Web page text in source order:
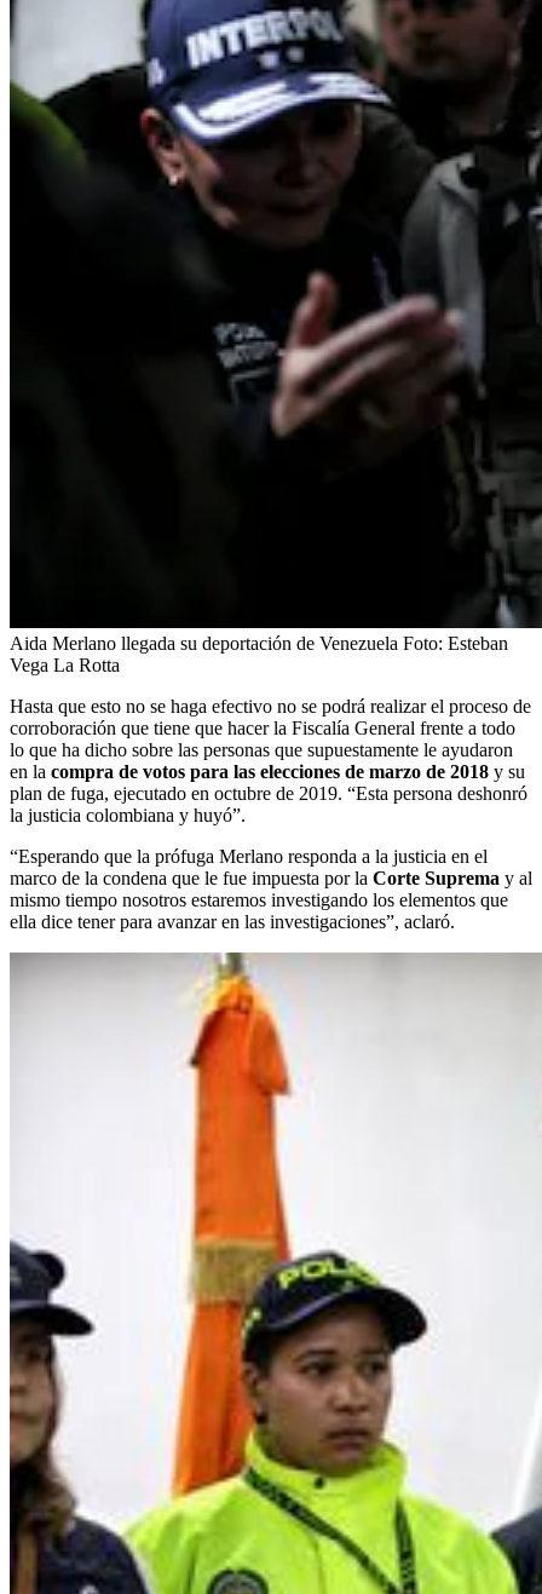
Aida Merlano llegada su deportación de Venezuela Foto: Esteban
Vega La Rotta
Hasta que esto no se haga efectivo no se podrá realizar el proceso de
corroboración que tiene que hacer la Fiscalía General frente a todo
lo que ha dicho sobre las personas que supuestamente le ayudaron
en la compra de votos para las elecciones de marzo de 2018 y su
plan de fuga, ejecutado en octubre de 2019. “Esta persona deshonró
la justicia colombiana y huyó”.
“Esperando que la prófuga Merlano responda a la justicia en el
marco de la condena que le fue impuesta por la Corte Suprema y al
mismo tiempo nosotros estaremos investigando los elementos que
ella dice tener para avanzar en las investigaciones”, aclaró.